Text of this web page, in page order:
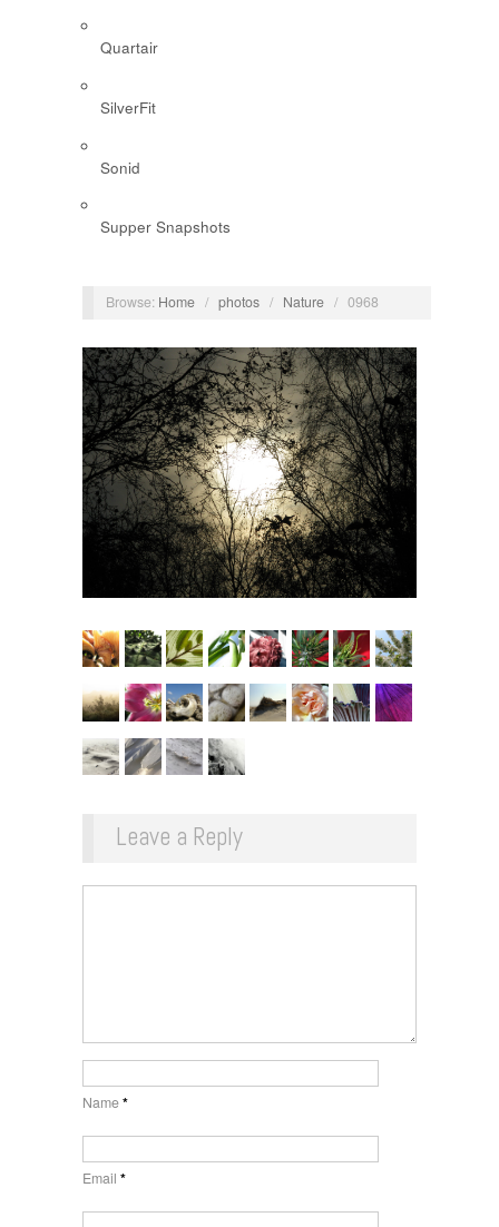
Quartair
SilverFit
Sonid
Supper Snapshots
Browse: Home / photos / Nature / 0968
Leave a Reply
Name*
Email *